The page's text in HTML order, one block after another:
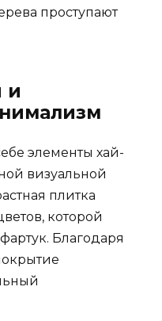
проступают
и
элементы хай-
визуальной
плитка
которой
Благодаря